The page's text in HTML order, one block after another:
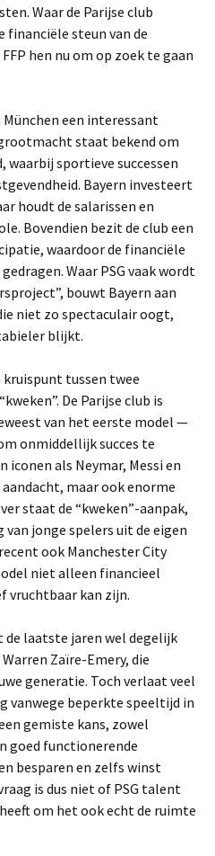
Waar de Parijse club
financiële steun van de
hen nu om op zoek te gaan
een interessant
staat bekend om
waarbij sportieve successen
Bayern investeert
houdt de salarissen en
Bovendien bezit de club een
waardoor de financiële
Waar PSG vaak wordt
bouwt Bayern aan
niet zo spectaculair oogt,
blijkt.
kruispunt tussen twee
De Parijse club is
van het eerste model —
onmiddellijk succes te
iconen als Neymar, Messi en
maar ook enorme
staat de “kweken”-aanpak,
jonge spelers uit de eigen
ook Manchester City
niet alleen financieel
vruchtbaar kan zijn.
de laatste jaren wel degelijk
Zaïre-Emery, die
generatie. Toch verlaat veel
vanwege beperkte speeltijd in
gemiste kans, zowel
goed functionerende
besparen en zelfs winst
is dus niet of PSG talent
om het ook echt de ruimte